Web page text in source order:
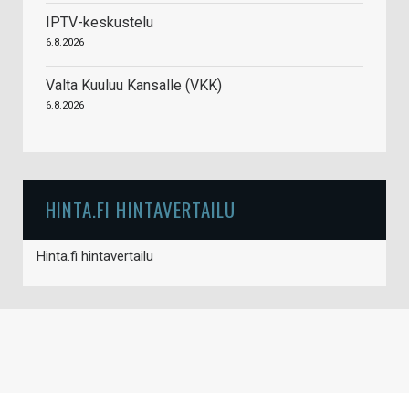
IPTV-keskustelu
6.8.2026
Valta Kuuluu Kansalle (VKK)
6.8.2026
HINTA.FI HINTAVERTAILU
Hinta.fi hintavertailu